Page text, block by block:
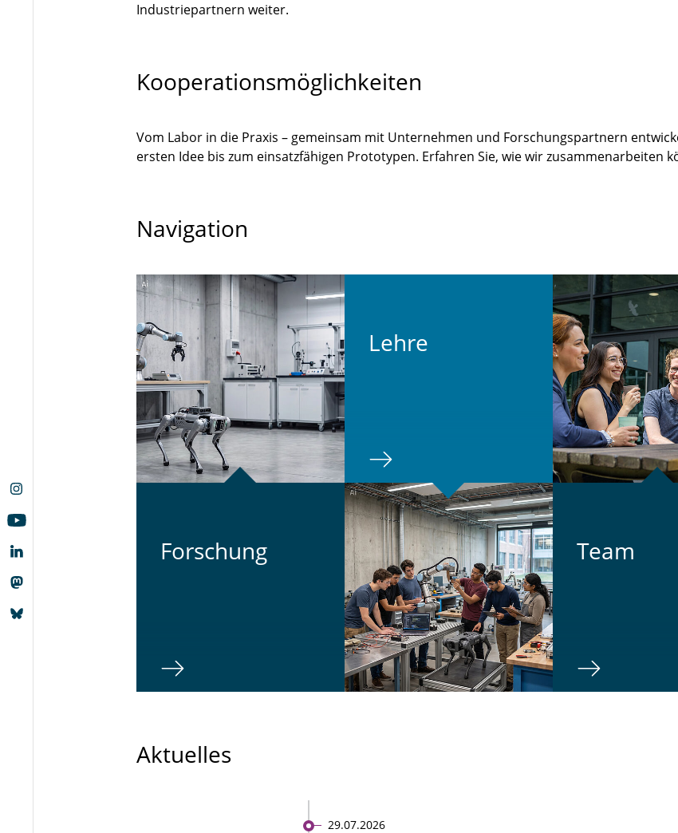
Industriepartnern weiter.
Kooperationsmöglichkeiten
Vom Labor in die Praxis – gemeinsam mit Unternehmen und Forschungspartnern
ersten Idee bis zum einsatzfähigen Prototypen. Erfahren Sie, wie wir zusammenarbeiten
Navigation
For­schung
Lehre
Team
Aktuelles
29.07.2026